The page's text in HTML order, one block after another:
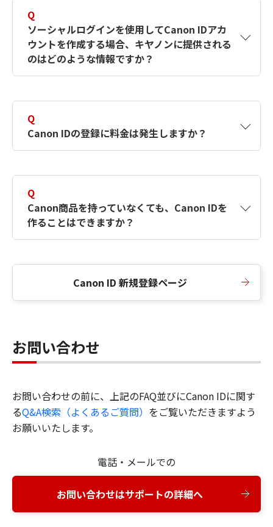
す。詳しい作成方法は【カメラ】Canon IDとは
何ですか？Canon IDの作成方法は？をご確認く
ださい。
Q
ソーシャルログインを使用してCanon IDアカ
ウントを作成する場合、キヤノンに提供される
のはどのような情報ですか？
択したサービスから取得します。アカウントを
簡単に作成できるように、この情報を使用して
Canon IDの登録フォームを入力します。
Q
Canon IDの登録に料金は発生しますか？
Q
Canon商品を持っていなくても、Canon IDを
作ることはできますか？
Canon ID 新規登録ページ
お問い合わせ
お問い合わせの前に、上記のFAQ並びにCanon IDに関す
るQ&A検索（よくあるご質問） をご覧いただきますよう
お願いいたします。
電話・メールでの
お問い合わせはサポートの詳細へ